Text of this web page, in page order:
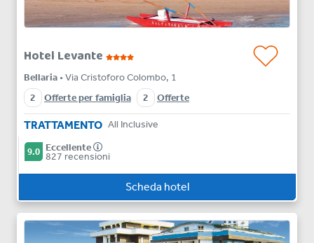
Hotel Levante
Bellaria • Via Cristoforo Colombo, 1
2
Offerte per famiglia 2 Offerte
TRATTAMENTO All Inclusive
9.0 Eccellente
827 recensioni
Scheda hotel